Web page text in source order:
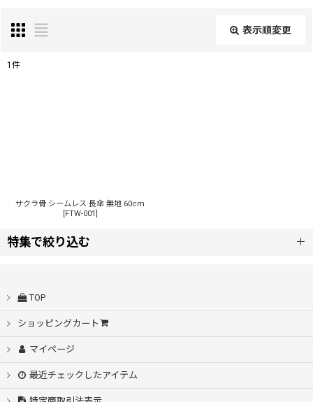
表示順変更
1 件
サクラ骨 シームレス 長傘 無地 60cm
[FTW-001]
特集で絞り込む
耐風設計
TOP
ショッピングカート
マイページ
最近チェックしたアイテム